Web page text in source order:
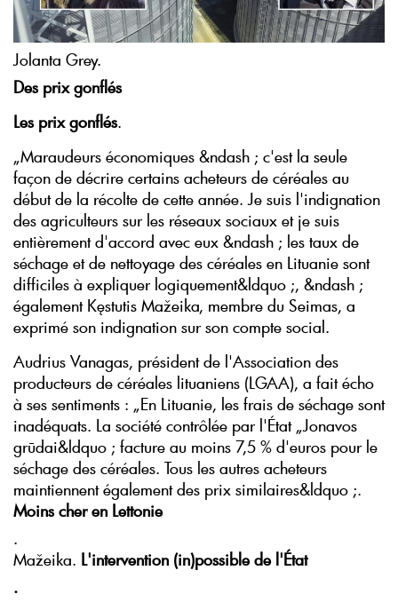
Jolanta Grey.
Des prix gonflés
Les prix gonflés.
„Maraudeurs économiques &ndash ; c'est la seule
façon de décrire certains acheteurs de céréales au
début de la récolte de cette année. Je suis l'indignation
des agriculteurs sur les réseaux sociaux et je suis
entièrement d'accord avec eux &ndash ; les taux de
séchage et de nettoyage des céréales en Lituanie sont
difficiles à expliquer logiquement&ldquo ;, &ndash ;
également Kęstutis Mažeika, membre du Seimas, a
exprimé son indignation sur son compte social.
Audrius Vanagas, président de l'Association des
producteurs de céréales lituaniens (LGAA), a fait écho
à ses sentiments : „En Lituanie, les frais de séchage sont
inadéquats. La société contrôlée par l'État „Jonavos
grūdai&ldquo ; facture au moins 7,5 % d'euros pour le
séchage des céréales. Tous les autres acheteurs
maintiennent également des prix similaires&ldquo ;.
Moins cher en Lettonie
.
Mažeika. L'intervention (in)possible de l'État
.